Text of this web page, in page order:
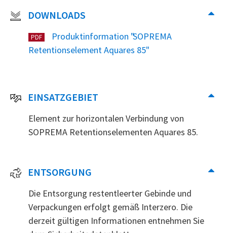
DOWNLOADS
PDF
Produktinformation "SOPREMA
Retentionselement Aquares 85"
EINSATZGEBIET
Element zur horizontalen Verbindung von
SOPREMA Retentionselementen Aquares 85.
ENTSORGUNG
Die Entsorgung restentleerter Gebinde und
Verpackungen erfolgt gemäß Interzero. Die
derzeit gültigen Informationen entnehmen Sie